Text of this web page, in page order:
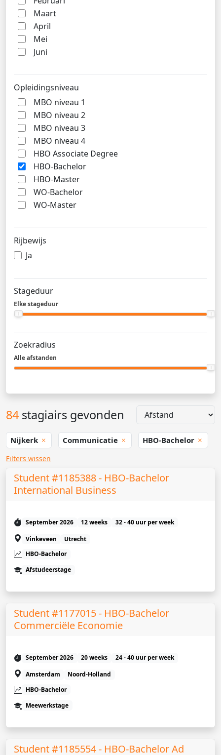
Maart
April
Mei
Juni
Opleidingsniveau
MBO niveau 1
MBO niveau 2
MBO niveau 3
MBO niveau 4
HBO Associate Degree
HBO-Bachelor
HBO-Master
WO-Bachelor
WO-Master
Rijbewijs
Ja
Stageduur
Elke stageduur
Zoekradius
Alle afstanden
84 stagiairs gevonden
Nijkerk Communicatie HBO-Bachelor
Filters wissen
Student #1185388 - HBO-Bachelor
International Business
September 2026 12 weeks
32 - 40 uur per week
Vinkeveen
Utrecht
HBO-Bachelor
Afstudeerstage
Student #1177015 - HBO-Bachelor
Commerciële Economie
September 2026 20 weeks
24 - 40 uur per week
Amsterdam
Noord-Holland
HBO-Bachelor
Meewerkstage
Student #1185554 - HBO-Bachelor Ad